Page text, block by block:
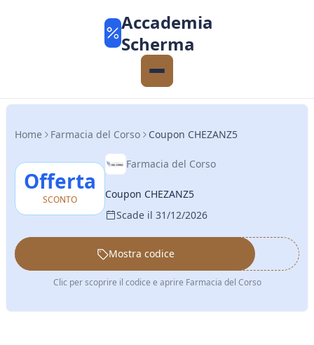
Accademia
Scherma
Home Farmacia del Corso Coupon CHEZANZ5
Offerta
SCONTO
Farmacia del Corso
Coupon CHEZANZ5
Scade il 31/12/2026
••••••
Mostra codice
Clic per scoprire il codice e aprire Farmacia del Corso